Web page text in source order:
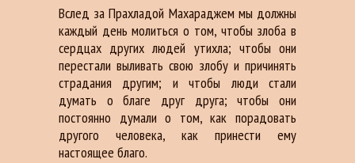
Вслед за Прахладой Махараджем мы должны
каждый день молиться о том, чтобы злоба в
сердцах других людей утихла; чтобы они
перестали выливать свою злобу и причинять
страдания другим; и чтобы люди стали
думать о благе друг друга; чтобы они
постоянно думали о том, как порадовать
другого человека, как принести ему
настоящее благо.